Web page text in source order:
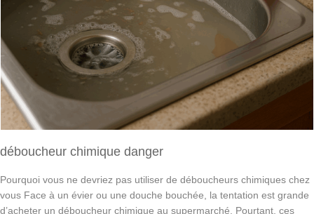
déboucheur chimique danger
Pourquoi vous ne devriez pas utiliser de déboucheurs chimiques chez
vous Face à un évier ou une douche bouchée, la tentation est grande
d’acheter un déboucheur chimique au supermarché. Pourtant, ces